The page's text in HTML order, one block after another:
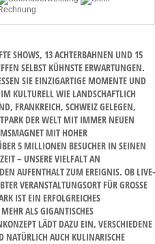
SHOWS, 13 ACHTERBAHNEN UND 15
SELBST KÜHNSTE ERWARTUNGEN.
SIE EINZIGARTIGE MOMENTE UND E
KULTURELL WIE LANDSCHAFTLICH R
FRANKREICH, SCHWEIZ GELEGEN, W
DER WELT MIT IMMER NEUEN SU
MIT HOHER IN
5 MILLIONEN BESUCHER IN SEINEN BA
– UNSERE VIELFALT AN WE
AUFENTHALT ZUM EREIGNIS. OB LIVE-EV
FÜR GROSSE MED
EIN ERFOLGREICHES FAM
ALS GIGANTISCHES FRE
LÄDT DAZU EIN, VERSCHIEDENE LÄN
AUCH KULINARISCHE ERL